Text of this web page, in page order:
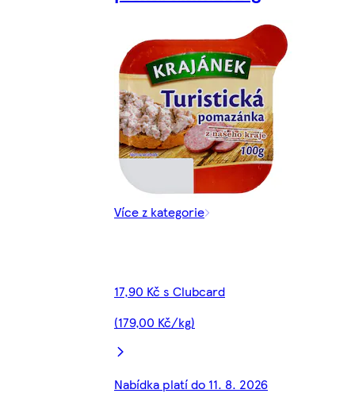
Více z kategorie
17,90 Kč s Clubcard
(179,00 Kč/kg)
Nabídka platí do 11. 8. 2026